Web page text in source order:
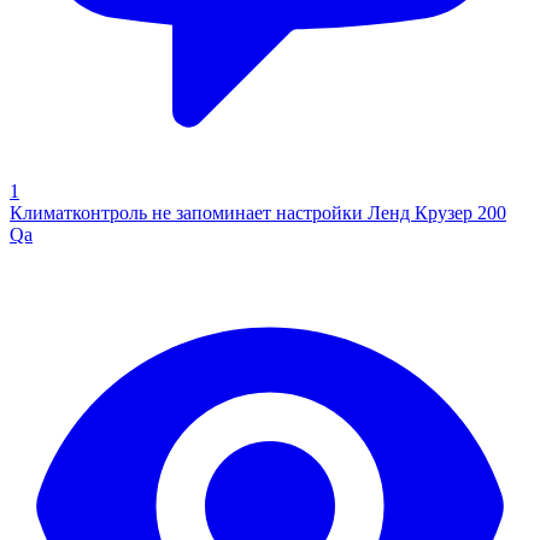
1
Климатконтроль не запоминает настройки Ленд Крузер 200
Qa